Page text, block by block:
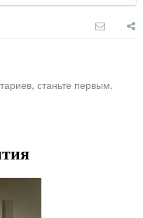
станьте первым.